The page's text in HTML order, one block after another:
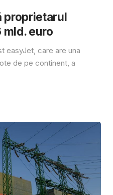
proprietarul
euro
easyJet, care are una
de pe continent, a